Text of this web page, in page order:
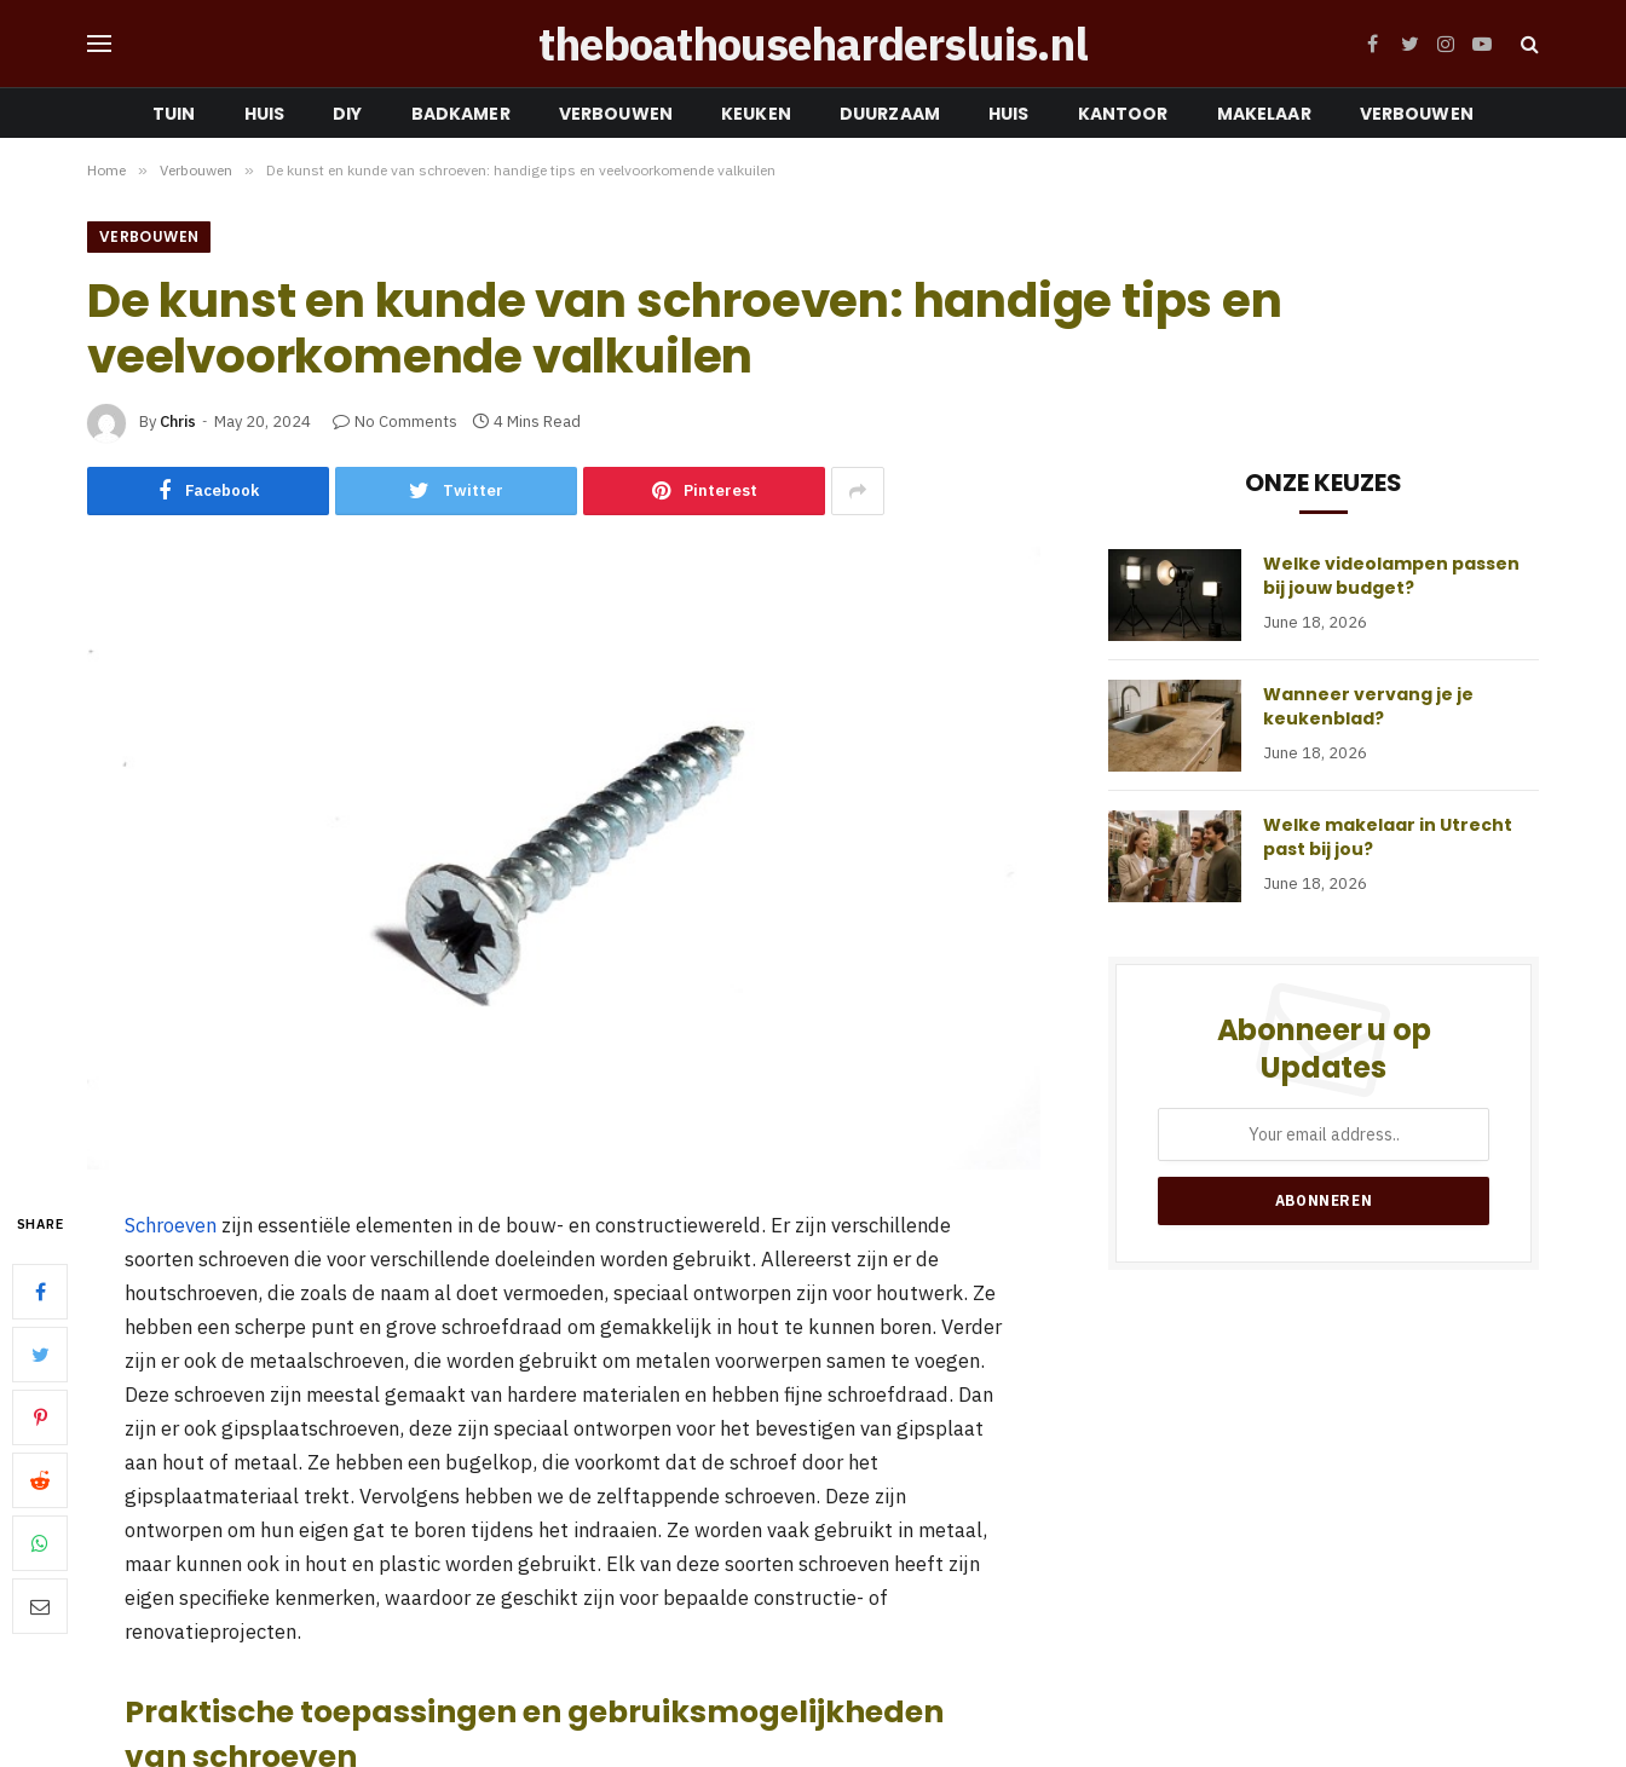
theboathousehardersluis.nl Facebook
TwitterInstagram
YouTube
TUIN HUIS DIY BADKAMER VERBOUWEN KEUKEN DUURZAAM HUIS KANTOOR MAKELAAR VERBOUWEN
Home » Verbouwen » De kunst en kunde van schroeven: handige tips en veelvoorkomende valkuilen
VERBOUWEN
De kunst en kunde van schroeven: handige tips en
veelvoorkomende valkuilen
By Chris May 20, 2024 No Comments 4 Mins Read
Facebook Twitter Pinterest
SHARE Schroeven zijn essentiële elementen in de bouw- en constructiewereld. Er zijn verschillende
soorten schroeven die voor verschillende doeleinden worden gebruikt. Allereerst zijn er de
houtschroeven, die zoals de naam al doet vermoeden, speciaal ontworpen zijn voor houtwerk. Ze
hebben een scherpe punt en grove schroefdraad om gemakkelijk in hout te kunnen boren. Verder
zijn er ook de metaalschroeven, die worden gebruikt om metalen voorwerpen samen te voegen.
Deze schroeven zijn meestal gemaakt van hardere materialen en hebben fijne schroefdraad. Dan
zijn er ook gipsplaatschroeven, deze zijn speciaal ontworpen voor het bevestigen van gipsplaat
aan hout of metaal. Ze hebben een bugelkop, die voorkomt dat de schroef door het
gipsplaatmateriaal trekt. Vervolgens hebben we de zelftappende schroeven. Deze zijn
ontworpen om hun eigen gat te boren tijdens het indraaien. Ze worden vaak gebruikt in metaal,
maar kunnen ook in hout en plastic worden gebruikt. Elk van deze soorten schroeven heeft zijn
eigen specifieke kenmerken, waardoor ze geschikt zijn voor bepaalde constructie- of
renovatieprojecten.
Praktische toepassingen en gebruiksmogelijkheden
van schroeven
ONZE KEUZES
Welke videolampen passen
bij jouw budget?
June 18, 2026
Wanneer vervang je je
keukenblad?
June 18, 2026
Welke makelaar in Utrecht
past bij jou?
June 18, 2026
Abonneer u op
Updates